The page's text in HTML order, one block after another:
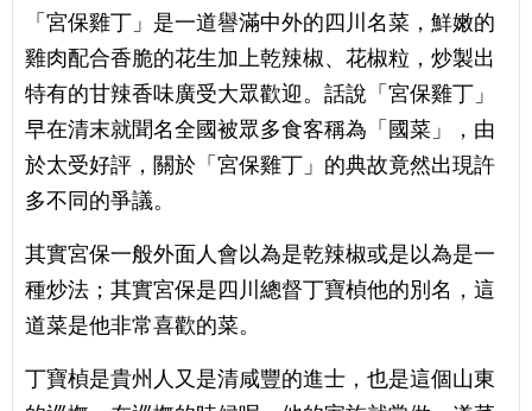
「宮保雞丁」是一道譽滿中外的四川名菜，鮮嫩的
雞肉配合香脆的花生加上乾辣椒、花椒粒，炒製出
特有的甘辣香味廣受大眾歡迎。話說「宮保雞丁」
早在清末就聞名全國被眾多食客稱為「國菜」，由
於太受好評，關於「宮保雞丁」的典故竟然出現許
多不同的爭議。
其實宮保一般外面人會以為是乾辣椒或是以為是一
種炒法；其實宮保是四川總督丁寶楨他的別名，這
道菜是他非常喜歡的菜。
丁寶楨是貴州人又是清咸豐的進士，也是這個山東